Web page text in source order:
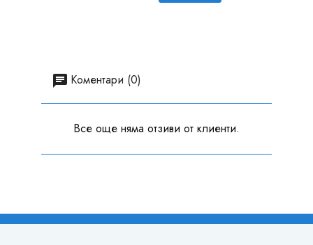
Коментари (0)
Все още няма отзиви от клиенти.